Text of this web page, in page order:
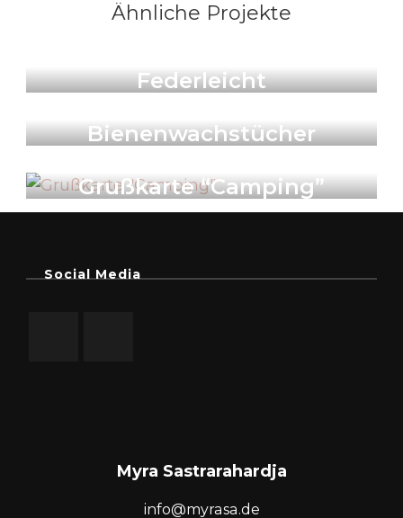
Ähnliche Projekte
Federleicht
Produkte
Bienenwachstücher
Grußkarte “Camping”
Social Media
Myra Sastrarahardja
info@myrasa.de